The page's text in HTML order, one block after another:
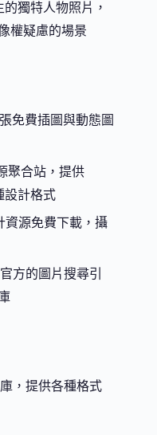
的獨特人物照片，
權疑慮的場景
張免費插圖與動態圖
聚合站，提供
設計格式
資源免費下載，攝
官方的圖片搜尋引
，提供各種格式